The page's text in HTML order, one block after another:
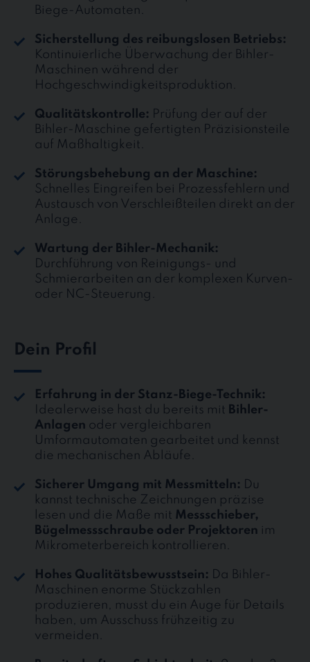
Biege-Automaten.
Sicherstellung des reibungslosen Betriebs:
Kontinuierliche Überwachung der Bihler-
Maschinen während der
Hochgeschwindigkeitsproduktion.
Qualitätskontrolle:
Prüfung der auf der
Bihler-Maschine gefertigten Präzisionsteile
auf Maßhaltigkeit.
Störungsbehebung an der Maschine:
Schnelles Eingreifen bei Prozessfehlern und
Austausch von Verschleißteilen direkt an der
Anlage.
Wartung der Bihler-Mechanik:
Durchführung von Reinigungs- und
Schmierarbeiten an der komplexen Kurven-
oder NC-Steuerung.
Dein Profil
Erfahrung in der Stanz-Biege-Technik:
Idealerweise hast du bereits mit Bihler-
Anlagen oder vergleichbaren
Umformautomaten gearbeitet und kennst
die mechanischen Abläufe.
Sicherer Umgang mit Messmitteln: Du
kannst technische Zeichnungen präzise
lesen und die Maße mit Messschieber,
Bügelmessschraube oder Projektoren im
Mikrometerbereich kontrollieren.
Hohes Qualitätsbewusstsein: Da Bihler-
Maschinen enorme Stückzahlen
produzieren, musst du ein Auge für Details
haben, um Ausschuss frühzeitig zu
vermeiden.